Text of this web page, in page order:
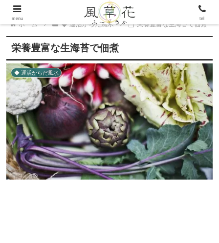
ホーム ◆ 運活からだ風水 栄養豊富な生海苔で佃煮
栄養豊富な生海苔で佃煮
◆ 運活からだ風水
menu tel